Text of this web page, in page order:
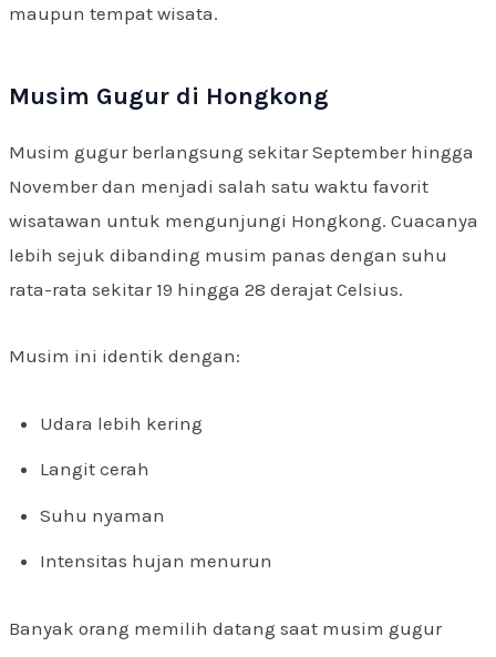
maupun tempat wisata.
Musim Gugur di Hongkong
Musim gugur berlangsung sekitar September hingga
November dan menjadi salah satu waktu favorit
wisatawan untuk mengunjungi Hongkong. Cuacanya
lebih sejuk dibanding musim panas dengan suhu
rata-rata sekitar 19 hingga 28 derajat Celsius.
Musim ini identik dengan:
Udara lebih kering
Langit cerah
Suhu nyaman
Intensitas hujan menurun
Banyak orang memilih datang saat musim gugur